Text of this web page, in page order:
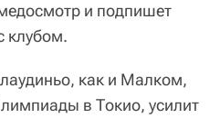
и подпишет
клубом.
как и Малком,
в Токио, усилит